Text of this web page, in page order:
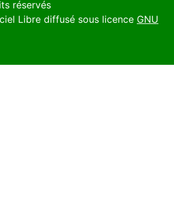
réservés
Libre diffusé sous licence GNU